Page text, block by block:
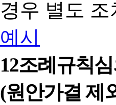
경우 별도
예시
12조례규칙
(원안가결 제